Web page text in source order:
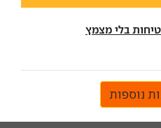
נוספות